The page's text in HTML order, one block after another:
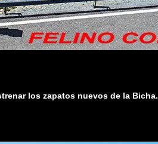
los zapatos nuevos de la Bicha.